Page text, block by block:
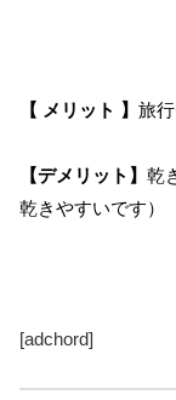
【 メリット 】 旅
【デメリット】 乾
乾きやすいです）
[adchord]